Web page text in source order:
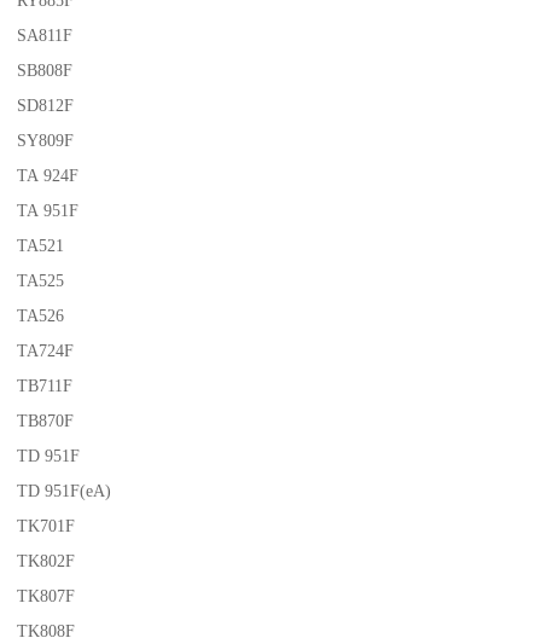
SA811F
SB808F
SD812F
SY809F
TA 924F
TA 951F
TA521
TA525
TA526
TA724F
TB711F
TB870F
TD 951F
TD 951F(eA)
TK701F
TK802F
TK807F
TK808F